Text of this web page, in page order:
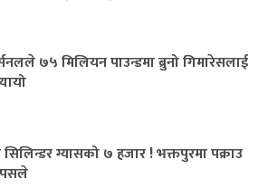
७५ मिलियन पाउन्डमा ब्रुनो गिमारेसलाई
ग्यासको ७ हजार ! भक्तपुरमा पक्राउ